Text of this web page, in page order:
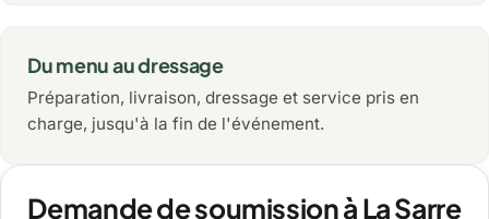
Du menu au dressage
Préparation, livraison, dressage et service pris en
charge, jusqu'à la fin de l'événement.
Demande de soumission à La Sarre